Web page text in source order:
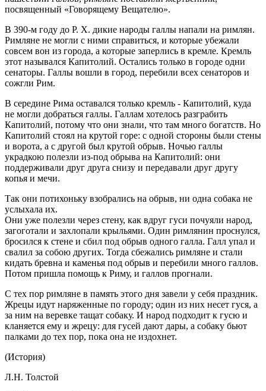
посвященный «Говорящему Вещателю».
В 390-м году до P. X. дикие народы галлы напали на римлян.
Римляне не могли с ними справиться, и которые убежали
совсем вон из города, а которые заперлись в кремле. Кремль
этот назывался Капитолий. Остались только в городе одни
сенаторы. Галлы вошли в город, перебили всех сенаторов и
сожгли Рим.
В середине Рима оставался только кремль - Капитолий, куда
не могли добраться галлы. Галлам хотелось разграбить
Капитолий, потому что они знали, что там много богатств. Но
Капитолий стоял на крутой горе: с одной стороны были стены
и ворота, а с другой был крутой обрыв. Ночью галлы
украдкою полезли из-под обрыва на Капитолий: они
поддерживали друг друга снизу и передавали друг другу
копья и мечи.
Так они потихоньку взобрались на обрыв, ни одна собака не
услыхала их.
Они уже полезли через стену, как вдруг гуси почуяли народ,
загоготали и захлопали крыльями. Один римлянин проснулся,
бросился к стене и сбил под обрыв одного галла. Галл упал и
свалил за собою других. Тогда сбежались римляне и стали
кидать бревна и каменья под обрыв и перебили много галлов.
Потом пришла помощь к Риму, и галлов прогнали.
С тех пор римляне в память этого дня завели у себя праздник.
Жрецы идут наряженные по городу; один из них несет гуся, а
за ним на веревке тащат собаку. И народ подходит к гусю и
кланяется ему и жрецу: для гусей дают дары, а собаку бьют
палками до тех пор, пока она не издохнет.
(История)
Л.Н. Толстой